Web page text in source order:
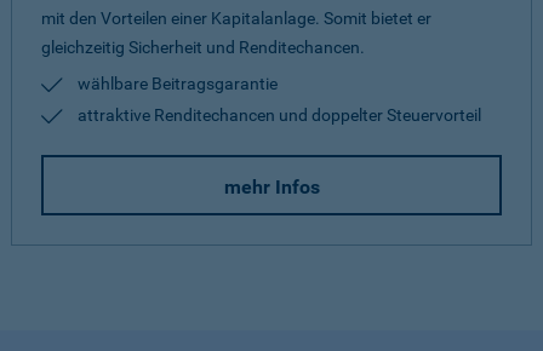
mit den Vorteilen einer Kapitalanlage. Somit bietet er
gleichzeitig Sicherheit und Renditechancen.
wählbare Beitragsgarantie
attraktive Renditechancen und doppelter Steuervorteil
mehr Infos